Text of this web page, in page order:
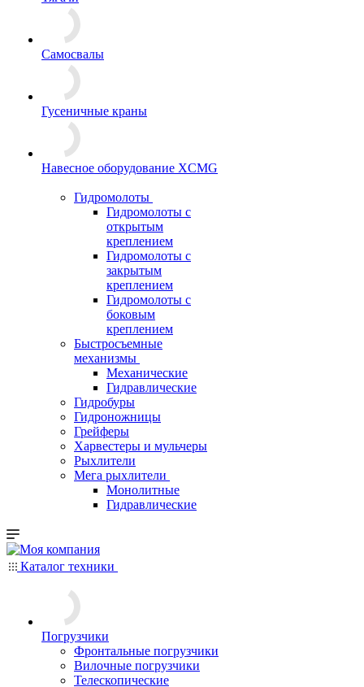
Самосвалы
Гусеничные краны
Навесное оборудование XCMG
Гидромолоты
Гидромолоты с
открытым
креплением
Гидромолоты с
закрытым
креплением
Гидромолоты с
боковым
креплением
Быстросъемные
механизмы
Механические
Гидравлические
Гидробуры
Гидроножницы
Грейферы
Харвестеры и мульчеры
Рыхлители
Мега рыхлители
Монолитные
Гидравлические
Каталог техники
Погрузчики
Фронтальные погрузчики
Вилочные погрузчики
Телескопические